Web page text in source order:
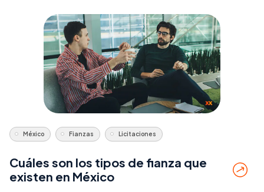
México Fianzas Licitaciones
Cuáles son los tipos de fianza que
existen en México